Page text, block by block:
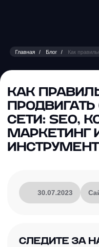
Главная Блог Как
КАК
СЕТИ: SEO,
МАРКЕТИНГ
30.07.2023
СЛЕДИТЕ ЗА